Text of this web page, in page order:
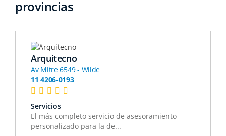
provincias
Arquitecno
Av Mitre 6549 - Wilde
11 4206-0193
Servicios
El más completo servicio de asesoramiento
personalizado para la de...